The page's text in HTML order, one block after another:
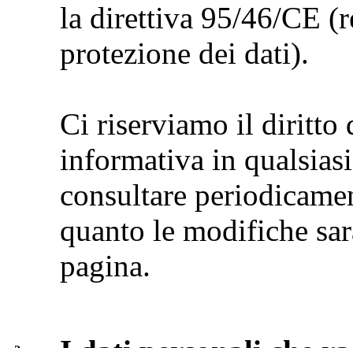
la direttiva 95/46/CE
protezione dei dati).
Ci riserviamo il diritto
informativa in
consultare
quanto le modifiche
pagina.